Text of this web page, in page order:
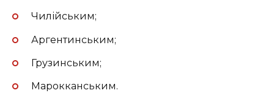
Чилійським;
Аргентинським;
Грузинським;
Марокканським.